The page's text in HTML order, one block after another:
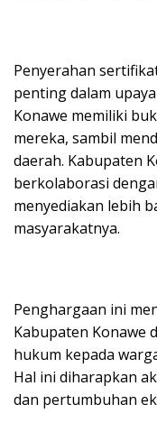
Penyerahan
penting dalam
Konawe memiliki
mereka, sambil
daerah. Kabupaten
berkolaborasi
menyediakan lebih
masyarakatnya.
Penghargaan ini
Kabupaten Konawe
hukum kepada
Hal ini diharapkan
dan pertumbuhan